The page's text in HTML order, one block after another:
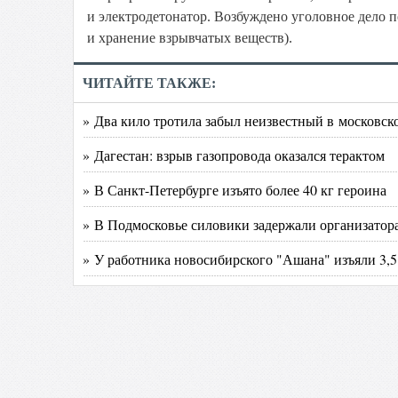
и электродетонатор. Возбуждено уголовное дело
и хранение взрывчатых веществ).
ЧИТАЙТЕ ТАКЖЕ:
» Два кило тротила забыл неизвестный в
» Дагестан: взрыв газопровода оказался терактом
» В Санкт-Петербурге изъято более 40 кг героина
» В Подмосковье силовики задержали
» У работника новосибирского "Ашана" изъяли